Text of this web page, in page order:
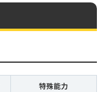
特殊能力